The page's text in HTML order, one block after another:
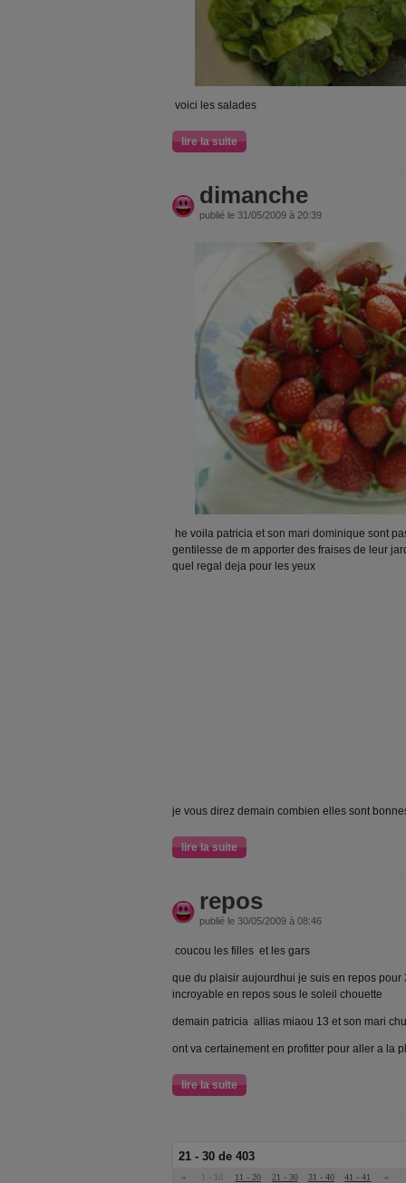
voici les salades
lire la suite
dimanche
publié le 31/05/2009 à 20:39
he voila patricia et son mari dominique sont
gentilesse de m apporter des fraises de leur
quel regal deja pour les yeux
je vous direz demain combien elles sont
lire la suite
repos
publié le 30/05/2009 à 08:46
coucou les filles et les gars
que du plaisir aujourdhui je suis en repos
incroyable en repos sous le soleil chouette
demain patricia allias miaou 13 et son mari
ont va certainement en profitter pour aller a la
lire la suite
21 - 30 de 403
« 1 - 10 11 - 20 21 - 30 31 - 40 41 - 41 »